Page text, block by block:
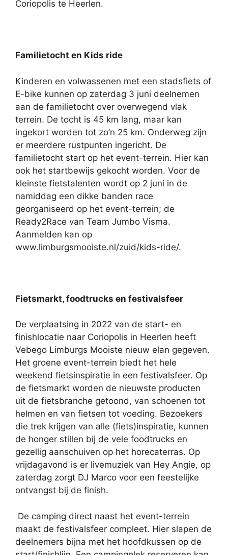
Coriopolis te Heerlen.
Familietocht en Kids ride
Kinderen en volwassenen met een stadsfiets of
E-bike kunnen op zaterdag 3 juni deelnemen
aan de familietocht over overwegend vlak
terrein. De tocht is 45 km lang, maar kan
ingekort worden tot zo’n 25 km. Onderweg zijn
er meerdere rustpunten ingericht. De
familietocht start op het event-terrein. Hier kan
ook het startbewijs gekocht worden. Voor de
kleinste fietstalenten wordt op 2 juni in de
namiddag een dikke banden race
georganiseerd op het event-terrein; de
Ready2Race van Team Jumbo Visma.
Aanmelden kan op
www.limburgsmooiste.nl/zuid/kids-ride/.
Fietsmarkt, foodtrucks en festivalsfeer
De verplaatsing in 2022 van de start- en
finishlocatie naar Coriopolis in Heerlen heeft
Vebego Limburgs Mooiste nieuw elan gegeven.
Het groene event-terrein biedt het hele
weekend fietsinspiratie in een festivalsfeer. Op
de fietsmarkt worden de nieuwste producten
uit de fietsbranche getoond, van schoenen tot
helmen en van fietsen tot voeding. Bezoekers
die trek krijgen van alle (fiets)inspiratie, kunnen
de honger stillen bij de vele foodtrucks en
gezellig aanschuiven op het horecaterras. Op
vrijdagavond is er livemuziek van Hey Angie, op
zaterdag zorgt DJ Marco voor een feestelijke
ontvangst bij de finish.
De camping direct naast het event-terrein
maakt de festivalsfeer compleet. Hier slapen de
deelnemers bijna met het hoofdkussen op de